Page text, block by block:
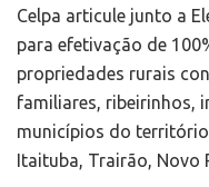
Celpa articule junto a
para efetivação de
propriedades rurais
familiares, ribeirinhos,
municípios do
Itaituba, Trairão, Novo